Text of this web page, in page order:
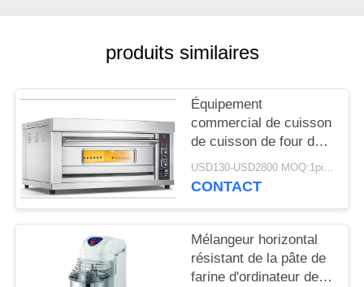
NOUVELLES
DEMANDEZ
UN DEVIS
PLAN
produits similaires
Équipement
commercial de cuisson
de cuisson de four de
gaz de four commercial
électrique de pizza
USD130-USD2800 MOQ:1piece
CONTACT
Mélangeur horizontal
résistant de la pâte de
farine d'ordinateur de